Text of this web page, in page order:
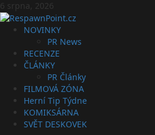
Skip
to
content
6 srpna, 2026
PrimaryNOVINKY
PR News
RECENZE
ČLÁNKY
PR Články
FILMOVÁ ZÓNA
Herní Tip Týdne
KOMIKSÁRNA
SVĚT DESKOVEK